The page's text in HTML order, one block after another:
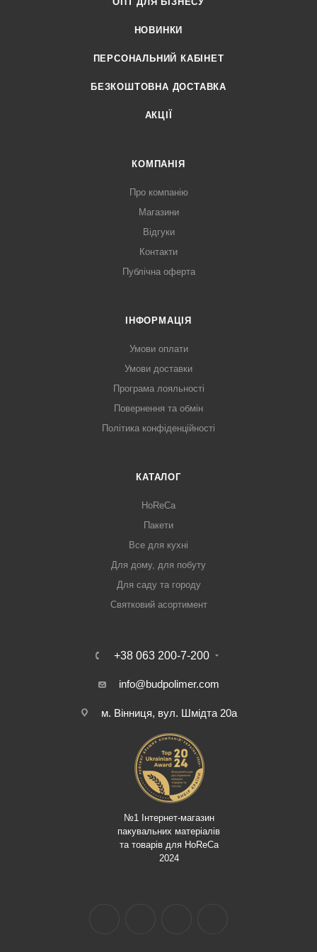
НОВИНКИ
ПЕРСОНАЛЬНИЙ КАБІНЕТ
БЕЗКОШТОВНА ДОСТАВКА
АКЦІЇ
КОМПАНІЯ
Про компанію
Магазини
Відгуки
Контакти
Публічна оферта
ІНФОРМАЦІЯ
Умови оплати
Умови доставки
Програма лояльності
Повернення та обмін
Політика конфіденційності
КАТАЛОГ
HoReCa
Пакети
Все для кухні
Для дому, для побуту
Для саду та городу
Святковий асортимент
+38 063 200-7-200
info@budpolimer.com
м. Вінниця, вул. Шмідта 20а
№1 Інтернет-магазин
пакувальних матеріалів
та товарів для HoReCa
2024